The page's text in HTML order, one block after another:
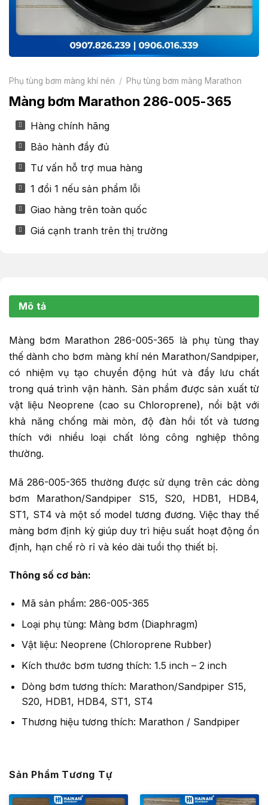
Phụ tùng bơm màng khí nén / Phụ tùng bơm màng Marathon
Màng bơm Marathon 286-005-365
Hàng chính hãng
Bảo hành đầy đủ
Tư vấn hỗ trợ mua hàng
1 đổi 1 nếu sản phẩm lỗi
Giao hàng trên toàn quốc
Giá cạnh tranh trên thị trường
Mô tả
Màng bơm Marathon 286-005-365 là phụ tùng thay
thế dành cho bơm màng khí nén Marathon/Sandpiper,
có nhiệm vụ tạo chuyển động hút và đẩy lưu chất
trong quá trình vận hành. Sản phẩm được sản xuất từ
vật liệu Neoprene (cao su Chloroprene), nổi bật với
khả năng chống mài mòn, độ đàn hồi tốt và tương
thích với nhiều loại chất lỏng công nghiệp thông
thường.
Mã 286-005-365 thường được sử dụng trên các dòng
bơm Marathon/Sandpiper S15, S20, HDB1, HDB4,
ST1, ST4 và một số model tương đương. Việc thay thế
màng bơm định kỳ giúp duy trì hiệu suất hoạt động ổn
định, hạn chế rò rỉ và kéo dài tuổi thọ thiết bị.
Thông số cơ bản:
Mã sản phẩm: 286-005-365
Loại phụ tùng: Màng bơm (Diaphragm)
Vật liệu: Neoprene (Chloroprene Rubber)
Kích thước bơm tương thích: 1.5 inch – 2 inch
Dòng bơm tương thích: Marathon/Sandpiper S15,
S20, HDB1, HDB4, ST1, ST4
Thương hiệu tương thích: Marathon / Sandpiper
Sản Phẩm Tương Tự